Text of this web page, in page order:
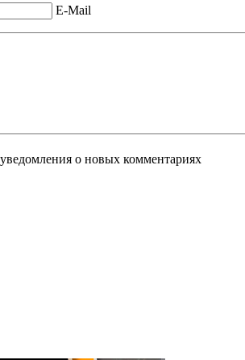
E-Mail
о новых комментариях